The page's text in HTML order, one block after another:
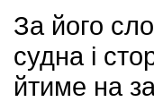
За його
судна і
йтиме на